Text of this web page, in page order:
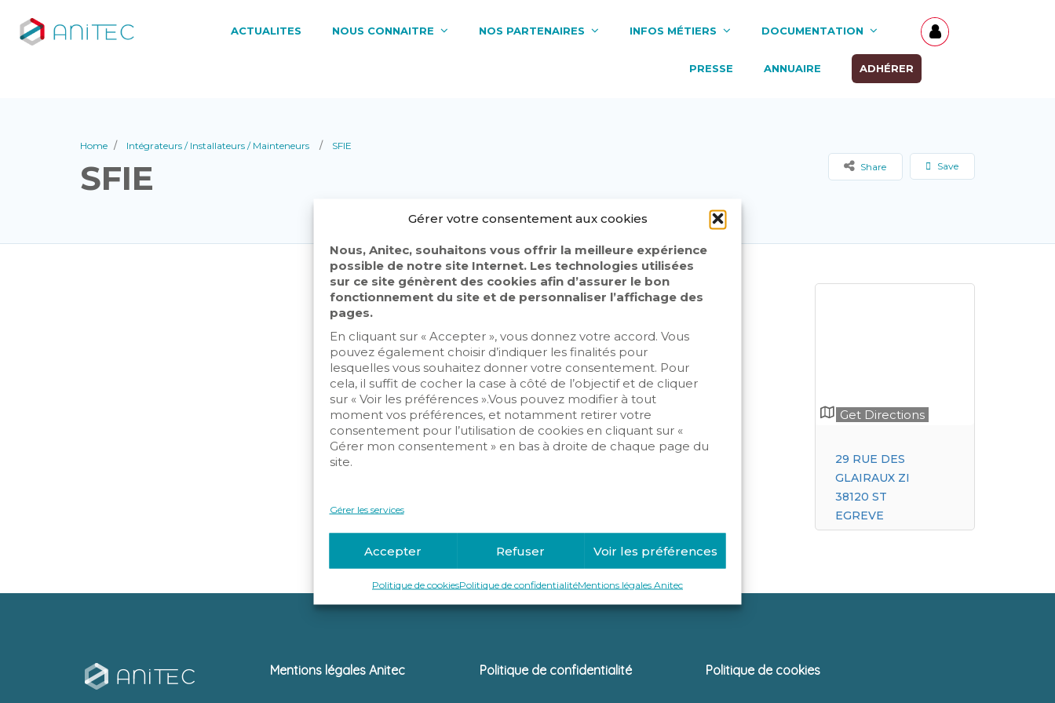
Gérer votre consentement aux cookies
Nous, Anitec, souhaitons vous offrir la meilleure expérience
possible de notre site Internet. Les technologies utilisées
sur ce site génèrent des cookies afin d’assurer le bon
fonctionnement du site et de personnaliser l’affichage des
pages.
En cliquant sur « Accepter », vous donnez votre accord. Vous
pouvez également choisir d’indiquer les finalités pour
lesquelles vous souhaitez donner votre consentement. Pour
cela, il suffit de cocher la case à côté de l’objectif et de cliquer
sur « Voir les préférences ».Vous pouvez modifier à tout
moment vos préférences, et notamment retirer votre
consentement pour l’utilisation de cookies en cliquant sur «
Gérer mon consentement » en bas à droite de chaque page du
site.
Gérer les services
Accepter Refuser Voir les préférences
Politique de cookiesPolitique de confidentialitéMentions légales Anitec
ACTUALITES NOUS CONNAITRE NOS PARTENAIRES INFOS MÉTIERS DOCUMENTATION
PRESSE ANNUAIRE ADHÉRER
Home Intégrateurs / Installateurs / Mainteneurs SFIE
SFIE Save
Share
Get Directions
29 RUE DES
GLAIRAUX ZI
38120 ST
EGREVE
Mentions légales Anitec Politique de confidentialité Politique de cookies